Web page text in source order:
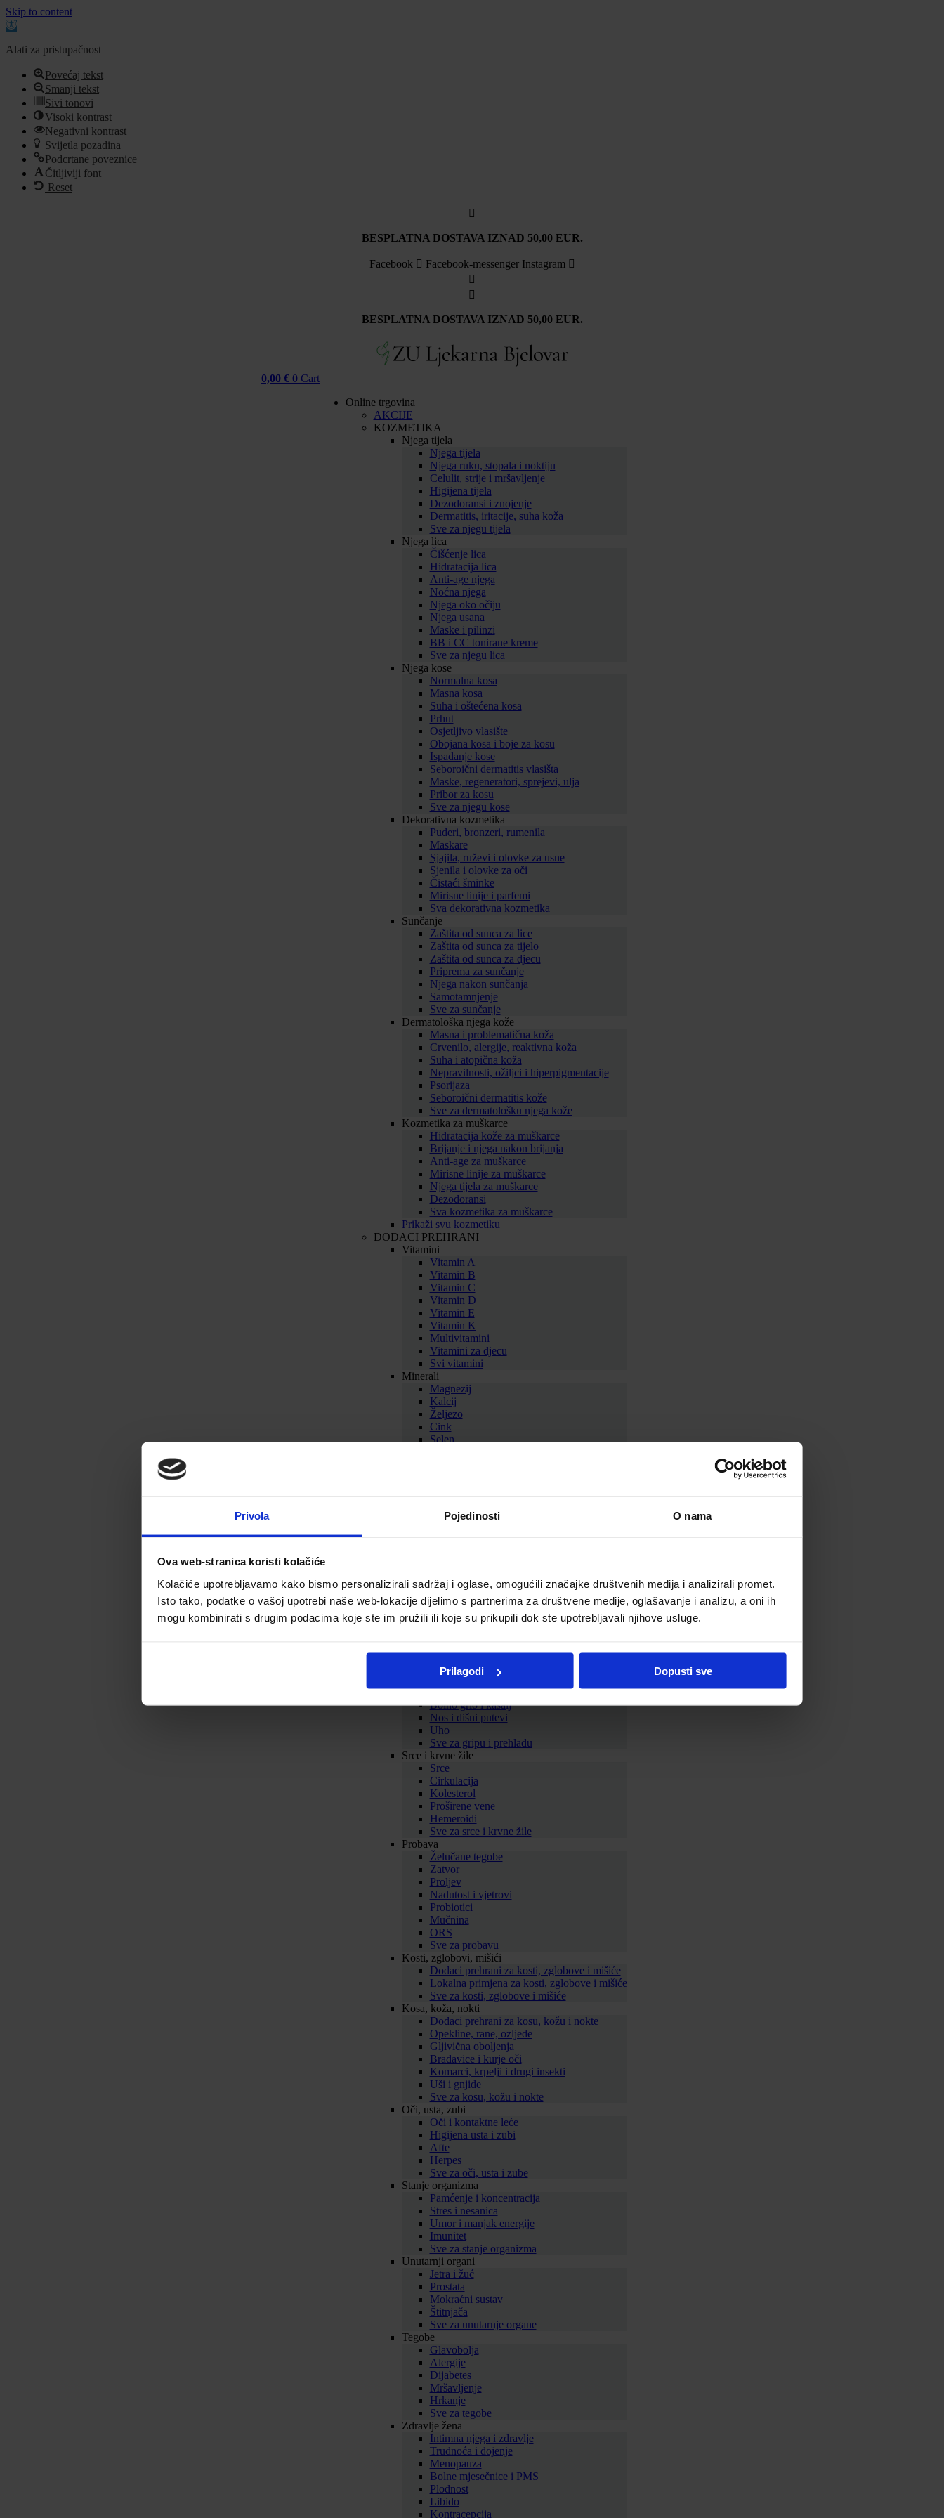
Skip to content
Open
Alati za pristupačnost
Povećaj tekst
Smanji tekst
Sivi tonovi
Visoki kontrast
Negativni kontrast
Svijetla pozadina
Podcrtane poveznice
Čitljiviji font
Reset
Privola Pojedinosti O nama
Ova web-stranica koristi kolačiće
Kolačiće upotrebljavamo kako bismo personalizirali sadržaj i oglase, omogućili značajke društvenih medija i analizirali promet.
Isto tako, podatke o vašoj upotrebi naše web-lokacije dijelimo s partnerima za društvene medije, oglašavanje i analizu, a oni ih
mogu kombinirati s drugim podacima koje ste im pružili ili koje su prikupili dok ste upotrebljavali njihove usluge.
Prilagodi Dopusti sve
BESPLATNA DOSTAVA IZNAD 50,00 EUR.
Facebook Facebook-messenger Instagram
BESPLATNA DOSTAVA IZNAD 50,00 EUR.
0,00 € 0 Cart
Online trgovina
AKCIJE
KOZMETIKA
Njega tijela
Njega tijela
Njega ruku, stopala i noktiju
Celulit, strije i mršavljenje
Higijena tijela
Dezodoransi i znojenje
Dermatitis, iritacije, suha koža
Sve za njegu tijela
Njega lica
Čišćenje lica
Hidratacija lica
Anti-age njega
Noćna njega
Njega oko očiju
Njega usana
Maske i pilinzi
BB i CC tonirane kreme
Sve za njegu lica
Njega kose
Normalna kosa
Masna kosa
Suha i oštećena kosa
Prhut
Osjetljivo vlasište
Obojana kosa i boje za kosu
Ispadanje kose
Seboroični dermatitis vlasišta
Maske, regeneratori, sprejevi, ulja
Pribor za kosu
Sve za njegu kose
Dekorativna kozmetika
Puderi, bronzeri, rumenila
Maskare
Sjajila, ruževi i olovke za usne
Sjenila i olovke za oči
Čistaći šminke
Mirisne linije i parfemi
Sva dekorativna kozmetika
Sunčanje
Zaštita od sunca za lice
Zaštita od sunca za tijelo
Zaštita od sunca za djecu
Priprema za sunčanje
Njega nakon sunčanja
Samotamnjenje
Sve za sunčanje
Dermatološka njega kože
Masna i problematična koža
Crvenilo, alergije, reaktivna koža
Suha i atopična koža
Nepravilnosti, ožiljci i hiperpigmentacije
Psorijaza
Seboroični dermatitis kože
Sve za dermatološku njega kože
Kozmetika za muškarce
Hidratacija kože za muškarce
Brijanje i njega nakon brijanja
Anti-age za muškarce
Mirisne linije za muškarce
Njega tijela za muškarce
Dezodoransi
Sva kozmetika za muškarce
Prikaži svu kozmetiku
DODACI PREHRANI
Vitamini
Vitamin A
Vitamin B
Vitamin C
Vitamin D
Vitamin E
Vitamin K
Multivitamini
Vitamini za djecu
Svi vitamini
Minerali
Magnezij
Kalcij
Željezo
Cink
Selen
Zdravlje i ljepota
Biljni balzami
Homeopatski proizvodi
Tinkture
Omega masne kiseline
Prikaži sve dodatke prehrani
SAMOLIJEČENJE
Gripa i prehlada
Imunitet
Bolno grlo i kašalj
Nos i dišni putevi
Uho
Sve za gripu i prehladu
Srce i krvne žile
Srce
Cirkulacija
Kolesterol
Proširene vene
Hemeroidi
Sve za srce i krvne žile
Probava
Želučane tegobe
Zatvor
Proljev
Nadutost i vjetrovi
Probiotici
Mučnina
ORS
Sve za probavu
Kosti, zglobovi, mišići
Dodaci prehrani za kosti, zglobove i mišiće
Lokalna primjena za kosti, zglobove i mišiće
Sve za kosti, zglobove i mišiće
Kosa, koža, nokti
Dodaci prehrani za kosu, kožu i nokte
Opekline, rane, ozljede
Gljivična oboljenja
Bradavice i kurje oči
Komarci, krpelji i drugi insekti
Uši i gnjide
Sve za kosu, kožu i nokte
Oči, usta, zubi
Oči i kontaktne leće
Higijena usta i zubi
Afte
Herpes
Sve za oči, usta i zube
Stanje organizma
Pamćenje i koncentracija
Stres i nesanica
Umor i manjak energije
Imunitet
Sve za stanje organizma
Unutarnji organi
Jetra i žuć
Prostata
Mokraćni sustav
Štitnjača
Sve za unutarnje organe
Tegobe
Glavobolja
Alergije
Dijabetes
Mršavljenje
Hrkanje
Sve za tegobe
Zdravlje žena
Intimna njega i zdravlje
Trudnoća i dojenje
Menopauza
Bolne mjesečnice i PMS
Plodnost
Libido
Kontracepcija